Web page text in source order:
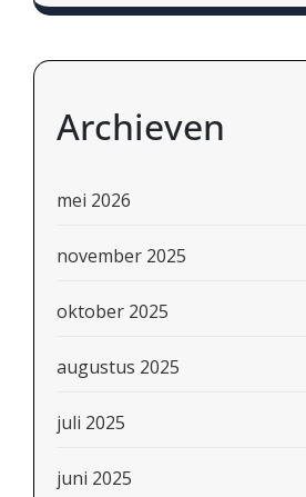
Archieven
mei 2026
november 2025
oktober 2025
augustus 2025
juli 2025
juni 2025